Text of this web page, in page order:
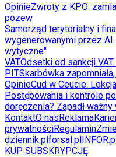
OpinieZwroty z KPO:
pozew
Samorząd terytorialny i
wygenerowanymi przez
wytyczne"
VATOdsetki od sankcji
PITSkarbówka
OpinieCud w Ceucie.
Postępowania i kontrole
doręczenia? Zapadł
KontaktO nasReklama
prywatnościRegulamin
dziennik.plforsal.pl
KUP SUBSKRYPCJĘ